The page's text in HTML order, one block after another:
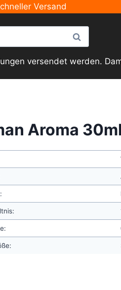
Versand
Suche
versendet werden.
Aroma